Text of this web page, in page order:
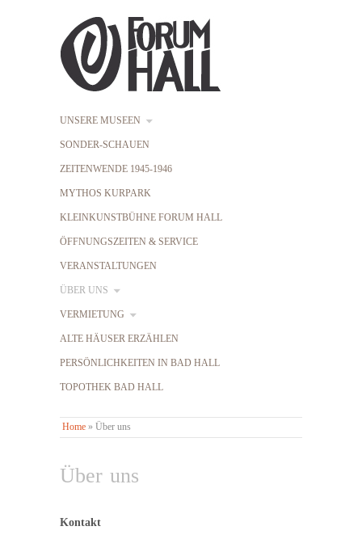
UNSERE MUSEEN
SONDER-SCHAUEN
ZEITENWENDE 1945-1946
MYTHOS KURPARK
KLEINKUNSTBÜHNE FORUM HALL
ÖFFNUNGSZEITEN & SERVICE
VERANSTALTUNGEN
ÜBER UNS
VERMIETUNG
ALTE HÄUSER ERZÄHLEN
PERSÖNLICHKEITEN IN BAD HALL
TOPOTHEK BAD HALL
Home » Über uns
Über uns
Kontakt